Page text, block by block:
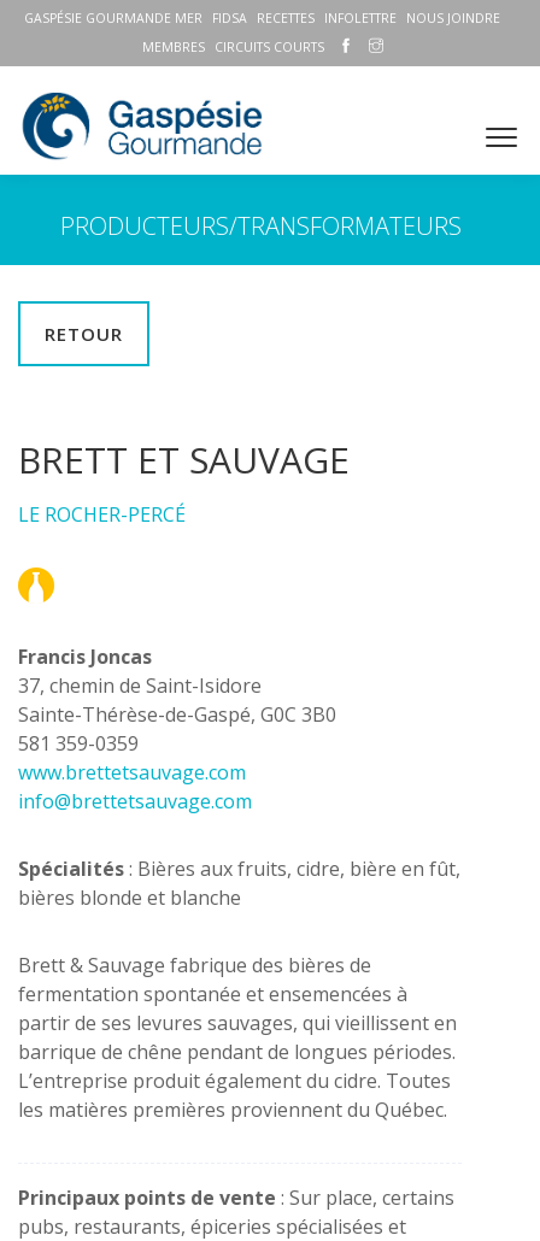
GASPÉSIE GOURMANDE MER FIDSA RECETTES INFOLETTRE
NOUS JOINDRE
MEMBRES
CIRCUITS COURTS
PRODUCTEURS/TRANSFORMATEURS
RETOUR
BRETT ET SAUVAGE
LE ROCHER-PERCÉ
Francis Joncas
37, chemin de Saint-Isidore
Sainte-Thérèse-de-Gaspé, G0C 3B0
581 359-0359
www.brettetsauvage.com
info@brettetsauvage.com
Spécialités: Bières aux fruits, cidre, bière en fût,
bières blonde et blanche
Brett & Sauvage fabrique des bières de
fermentation spontanée et ensemencées à
partir de ses levures sauvages, qui vieillissent en
barrique de chêne pendant de longues périodes.
L’entreprise produit également du cidre. Toutes
les matières premières proviennent du Québec.
Principaux points de vente : Sur place, certains
pubs, restaurants, épiceries spécialisées et